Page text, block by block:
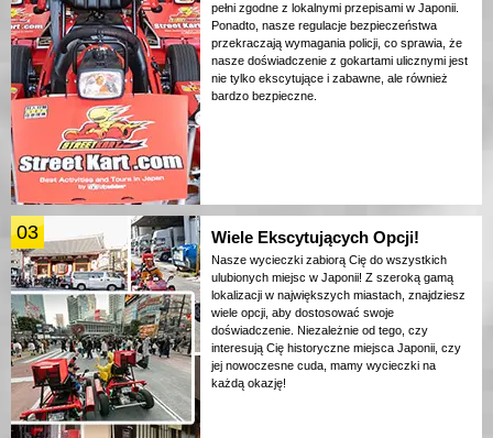
pełni zgodne z lokalnymi przepisami w Japonii.
Ponadto, nasze regulacje bezpieczeństwa
przekraczają wymagania policji, co sprawia, że
nasze doświadczenie z gokartami ulicznymi jest
nie tylko ekscytujące i zabawne, ale również
bardzo bezpieczne.
03 Wiele Ekscytujących Opcji!
Nasze wycieczki zabiorą Cię do wszystkich
ulubionych miejsc w Japonii! Z szeroką gamą
lokalizacji w największych miastach, znajdziesz
wiele opcji, aby dostosować swoje
doświadczenie. Niezależnie od tego, czy
interesują Cię historyczne miejsca Japonii, czy
jej nowoczesne cuda, mamy wycieczki na
każdą okazję!